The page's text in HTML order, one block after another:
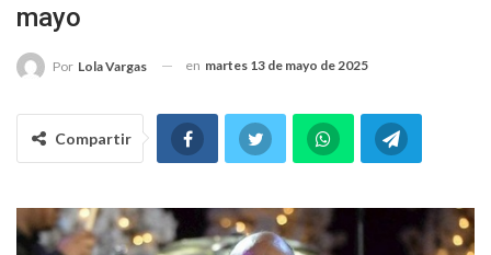
mayo
Por Lola Vargas en martes 13 de mayo de 2025
Compartir